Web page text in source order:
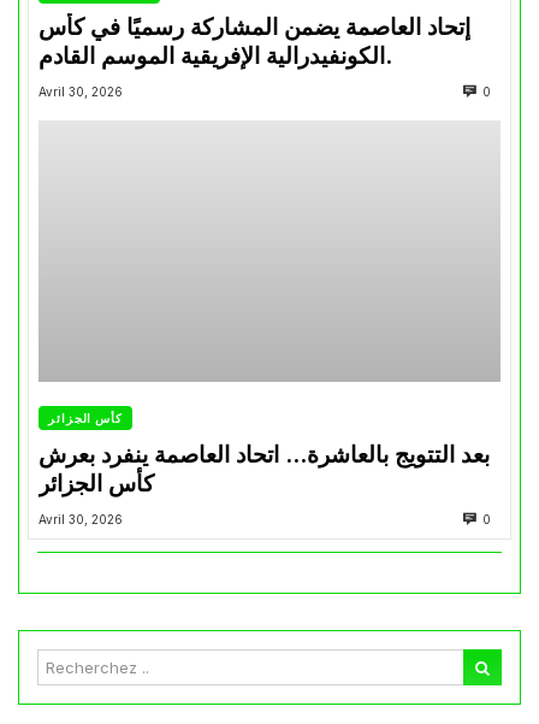
إتحاد العاصمة يضمن المشاركة رسميًا في كأس
الكونفيدرالية الإفريقية الموسم القادم.
Avril 30, 2026 0
كأس الجزائر
بعد التتويج بالعاشرة… اتحاد العاصمة ينفرد بعرش
كأس الجزائر
Avril 30, 2026 0